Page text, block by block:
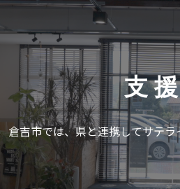
支
倉吉市では、県と連携してサテ